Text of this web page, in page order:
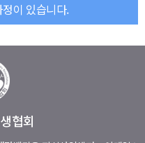
이 있습니다.
협회